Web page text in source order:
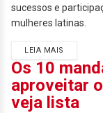
sucessos e
mulheres latinas.
LEIA MAIS
Os 10
aproveitar
veja lista